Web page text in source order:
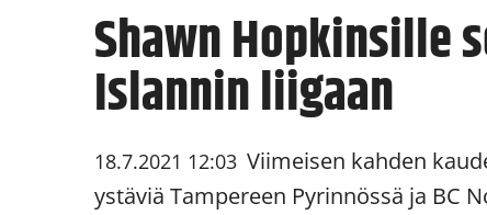
Shawn Hopkinsille
Islannin liigaan
18.7.2021 12:03 Viimeisen kahden
ystäviä Tampereen Pyrinnössä ja BC